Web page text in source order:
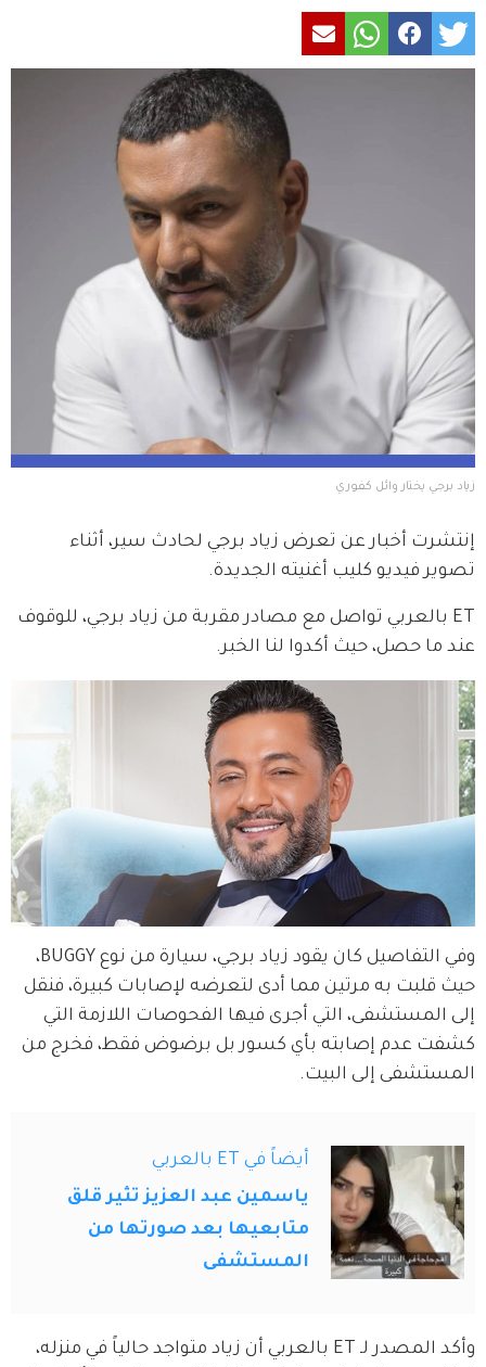
زياد برجي يختار وائل كفوري
إنتشرت أخبار عن تعرض زياد برجي لحادث سير، أثناء
تصوير فيديو كليب أغنيته الجديدة.
ET بالعربي تواصل مع مصادر مقربة من زياد برجي، للوقوف
عند ما حصل، حيث أكدوا لنا الخبر.
وفي التفاصيل كان يقود زياد برجي، سيارة من نوع BUGGY،
حيث قلبت به مرتين مما أدى لتعرضه لإصابات كبيرة، فنقل
إلى المستشفى، التي أجرى فيها الفحوصات اللازمة التي
كشفت عدم إصابته بأي كسور بل برضوض فقط، فخرج من
المستشفى إلى البيت.
أيضاً في ET بالعربي
ياسمين عبد العزيز تثير قلق
متابعيها بعد صورتها من
المستشفى
وأكد المصدر لـ ET بالعربي أن زياد متواجد حالياً في منزله،